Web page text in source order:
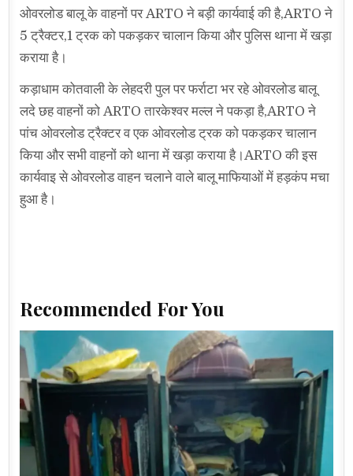
ओवरलोड बालू के वाहनों पर ARTO ने बड़ी कार्यवाई की है,ARTO ने
5 ट्रैक्टर,1 ट्रक को पकड़कर चालान किया और पुलिस थाना में खड़ा
कराया है।
कड़ाधाम कोतवाली के लेहदरी पुल पर फर्राटा भर रहे ओवरलोड बालू
लदे छह वाहनों को ARTO तारकेश्वर मल्ल ने पकड़ा है,ARTO ने
पांच ओवरलोड ट्रैक्टर व एक ओवरलोड ट्रक को पकड़कर चालान
किया और सभी वाहनों को थाना में खड़ा कराया है।ARTO की इस
कार्यवाइ से ओवरलोड वाहन चलाने वाले बालू माफियाओं में हड़कंप मचा
हुआ है।
Recommended For You